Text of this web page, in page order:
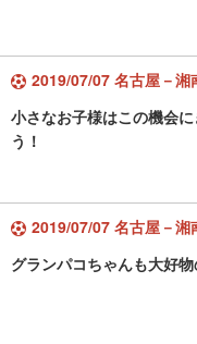
2019/07/07 名古屋－湘
小さなお子様はこの機会
う！
2019/07/07 名古屋－湘
グランパコちゃんも大好